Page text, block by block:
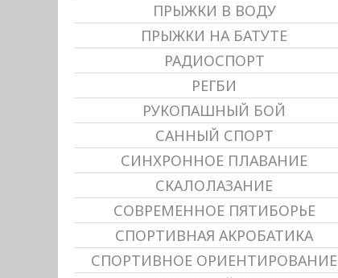
ПРЫЖКИ В ВОДУ
ПРЫЖКИ НА БАТУТЕ
РАДИОСПОРТ
РЕГБИ
РУКОПАШНЫЙ БОЙ
САННЫЙ СПОРТ
СИНХРОННОЕ ПЛАВАНИЕ
СКАЛОЛАЗАНИЕ
СОВРЕМЕННОЕ ПЯТИБОРЬЕ
СПОРТИВНАЯ АКРОБАТИКА
СПОРТИВНОЕ ОРИЕНТИРОВАНИЕ